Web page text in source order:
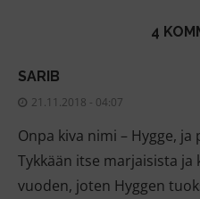
4
SARIB
21.11.2018 - 04:07
Onpa kiva nimi – Hygge,
Tykkään itse marjaisista
vuoden, joten Hyggen